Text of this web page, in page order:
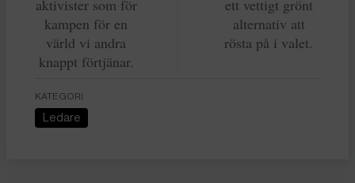
aktivister som för
kampen för en
värld vi andra
knappt förtjänar.
ett vettigt grönt
alternativ att
rösta på i valet.
KATEGORI
Ledare